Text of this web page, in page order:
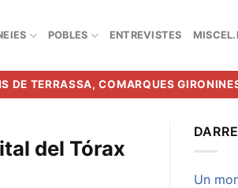
POBLES ENTREVISTES
TERRASSA, COMARQUES
del Tórax
Un